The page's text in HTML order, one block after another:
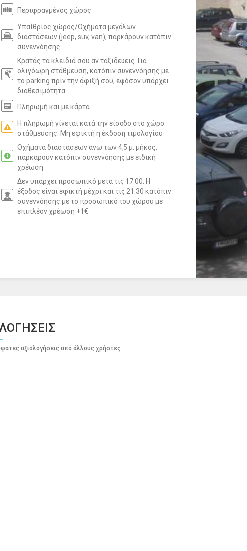
Περιφραγμένος χώρος
Υπαίθριος χώρος/Oχήματα μεγάλων
διαστάσεων (jeep, suv, van), παρκάρουν κατόπιν
συνεννόησης
Κρατάς τα κλειδιά σου αν ταξιδεύεις. Για
ολιγόωρη στάθμευση, κατόπιν συνεννόησης με
το parking πριν την άφιξή σου, εφόσον υπάρχει
διαθεσιμότητα
Πληρωμή και με κάρτα
Η πληρωμή γίνεται κατά την είσοδο στο χώρο
στάθμευσης. Μη εφικτή η έκδοση τιμολογίου
Οχήματα διαστάσεων άνω των 4,5 μ. μήκος,
παρκάρουν κατόπιν συνεννόησης με ειδική
χρέωση
Δεν υπάρχει προσωπικό μετά τις 17.00. Η
έξοδος είναι εφικτή μέχρι και τις 21.30 κατόπιν
συνεννόησης με το προσωπικό του χώρου με
επιπλέον χρέωση +1€
αξιολογήσεις από άλλους χρήστες